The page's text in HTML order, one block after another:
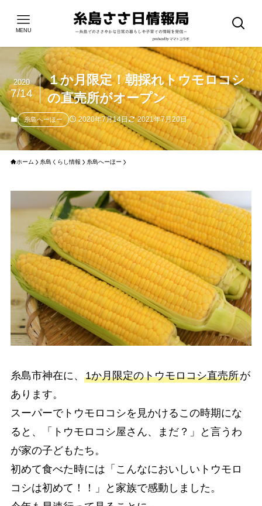
MENU
１か月限定！朝採れトウモロコシ
の直売所がオープン
2020
7/14
糸島へーほー 2020年7月14日 2021年7月20日
ホーム 糸島くらし情報 糸島へーほー
糸島市神在に、 1か月限定のトウモロコシ直売所が
あります。
スーパーでトウモロコシを見かけるこの時期にな
ると、「トウモロコシ屋さん、まだ？」と言うわ
が家の子どもたち。
初めて食べた時には「こんなにおいしいトウモロ
コシは初めて！！」と家族で感動しました。